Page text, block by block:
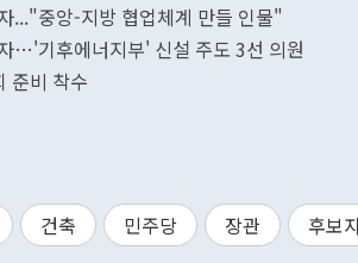
..."중앙-지방 협업체계 만들 인물"
…'기후에너지부' 신설 주도 3선 의원
준비 착수
건축 민주당 장관 후보